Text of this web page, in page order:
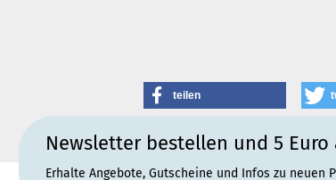
teilen
Newsletter bestellen und 5 Euro
Erhalte Angebote, Gutscheine und Infos zu neuen